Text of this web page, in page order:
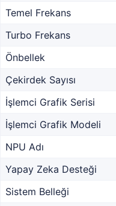
Temel Frekans
Turbo Frekans
Önbellek
Çekirdek Sayısı
İşlemci Grafik Serisi
İşlemci Grafik Modeli
NPU Adı
Yapay Zeka Desteği
Sistem Belleği